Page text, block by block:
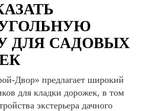
ДЛЯ САДОВЫХ
Двор» предлагает широкий
для кладки дорожек, в том
экстерьера дачного